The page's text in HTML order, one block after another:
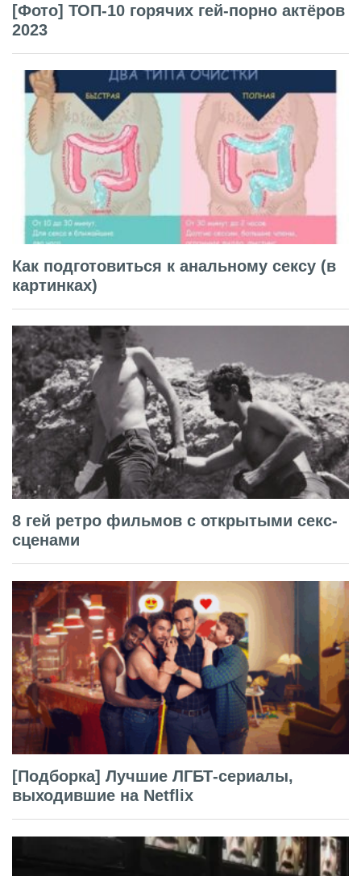
[Фото] ТОП-10 горячих гей-порно актёров
2023
Как подготовиться к анальному сексу (в
картинках)
8 гей ретро фильмов с открытыми секс-
сценами
[Подборка] Лучшие ЛГБТ-сериалы,
выходившие на Netflix